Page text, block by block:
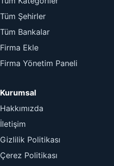
Tüm Şehirler
Tüm Bankalar
Firma Ekle
Firma Yönetim Paneli
Kurumsal
Hakkımızda
İletişim
Gizlilik Politikası
Çerez Politikası